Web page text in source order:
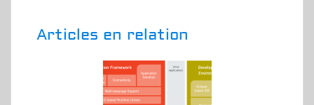
Articles en relation